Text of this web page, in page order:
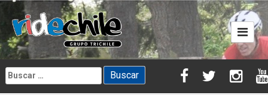
Skip
content
Buscar: